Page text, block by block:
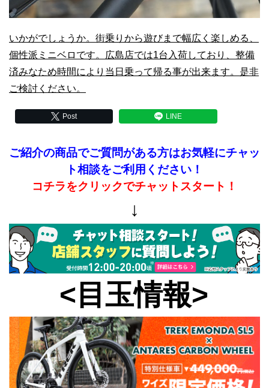
いかがでしょうか。街乗りから遊びまで幅広く楽しめる、
個性派ミニベロです。広島店では1台入荷しており、整備
済みなため時間により当日乗って帰る事が出来ます。是非
ご検討ください。
Post LINE
ご紹介の商品でご質問がある方はお気軽にチャッ
ト相談をご利用ください！
コチラをクリックでチャットスタート！
↓
<目玉情報>